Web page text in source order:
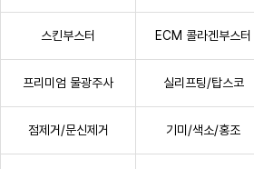
스킨부스터 ECM 콜라겐부스터
프리미엄 물광주사 실리프팅/탑스코
점제거/문신제거 기미/색소/홍조